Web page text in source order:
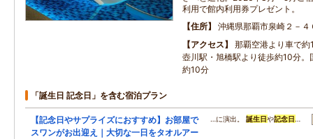
利用で館内利用券プレゼント。
住所
沖縄県那覇市泉崎２－４
アクセス
那覇空港より車で
壺川駅・旭橋駅より徒歩約10分。
約10分
「誕生日 記念日」を含む宿泊プラン
【記念日やサプライズにおすすめ】お部屋で
スワンがお出迎え｜大切な一日をタオルアー
…に演出。誕生日や記念日 …